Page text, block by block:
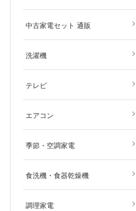
中古家電セット 通販
洗濯機
テレビ
エアコン
季節・空調家電
食洗機・食器乾燥機
調理家電